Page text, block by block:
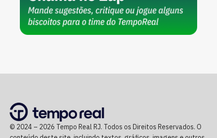
© 2024 – 2026 Tempo Real RJ. Todos os Direitos Reservados. O